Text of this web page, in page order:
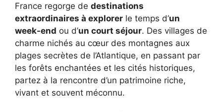
France regorge de destinations
extraordinaires à explorer le temps d’un
week-end ou d’un court séjour. Des villages de
charme nichés au cœur des montagnes aux
plages secrètes de l’Atlantique, en passant par
les forêts enchantées et les cités historiques,
partez à la rencontre d’un patrimoine riche,
vivant et souvent méconnu.